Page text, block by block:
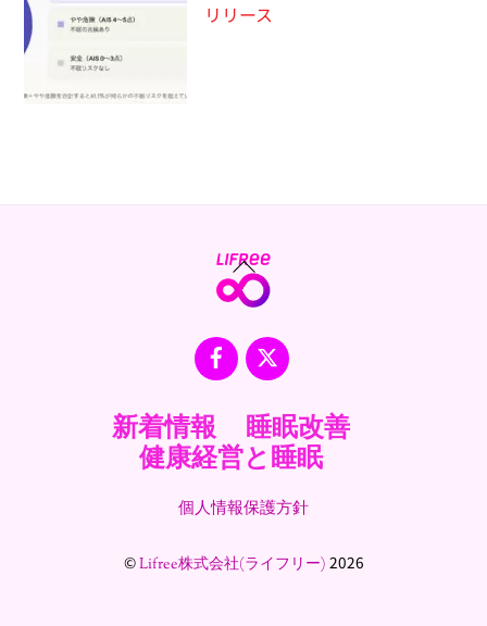
リリース
Back
To
Facebook
X
新着情報
睡眠改善
健康経営と睡眠
個人情報保護方針
©Lifree株式会社(ライフリー) 2026